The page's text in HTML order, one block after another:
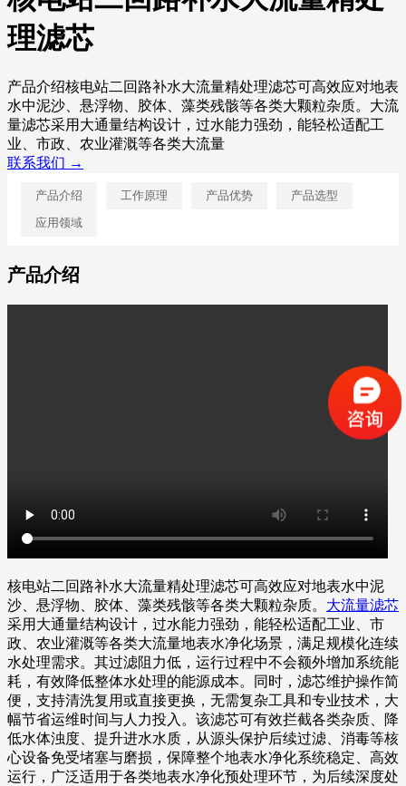
理滤芯
产品介绍核电站二回路补水大流量精处理滤芯可高效应对地表
水中泥沙、悬浮物、胶体、藻类残骸等各类大颗粒杂质。大流
量滤芯采用大通量结构设计，过水能力强劲，能轻松适配工
业、市政、农业灌溉等各类大流量
联系我们 →
产品介绍 工作原理 产品优势
产品选型
应用领域
产品介绍
核电站二回路补水大流量精处理滤芯可高效应对地表水中泥
沙、悬浮物、胶体、藻类残骸等各类大颗粒杂质。 大流量滤芯
采用大通量结构设计，过水能力强劲，能轻松适配工业、市
政、农业灌溉等各类大流量地表水净化场景，满足规模化连续
水处理需求。其过滤阻力低，运行过程中不会额外增加系统能
耗，有效降低整体水处理的能源成本。同时，滤芯维护操作简
便，支持清洗复用或直接更换，无需复杂工具和专业技术，大
幅节省运维时间与人力投入。该滤芯可有效拦截各类杂质、降
低水体浊度、提升进水水质，从源头保护后续过滤、消毒等核
心设备免受堵塞与磨损，保障整个地表水净化系统稳定、高效
运行，广泛适用于各类地表水净化预处理环节，为后续深度处